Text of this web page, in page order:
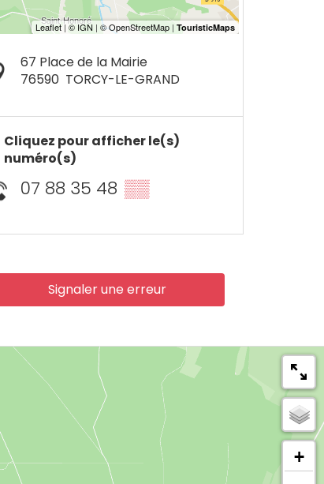
67 Place de la Mairie
76590 TORCY-LE-GRAND
Cliquez pour afficher le(s)
numéro(s)
07 88 35 48 ▒▒
Signaler une erreur
+